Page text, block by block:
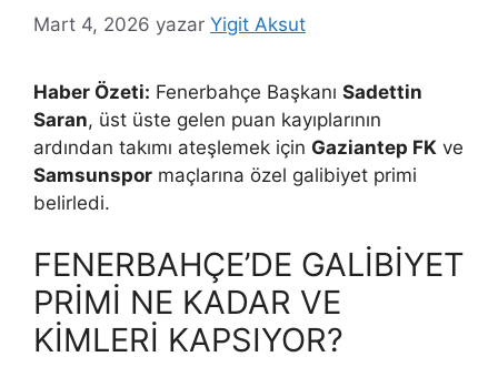
Mart 4, 2026 yazar Yigit Aksut
Haber Özeti: Fenerbahçe Başkanı Sadettin
Saran, üst üste gelen puan kayıplarının
ardından takımı ateşlemek için Gaziantep FK ve
Samsunspor maçlarına özel galibiyet primi
belirledi.
FENERBAHÇE’DE GALİBİYET
PRİMİ NE KADAR VE
KİMLERİ KAPSIYOR?